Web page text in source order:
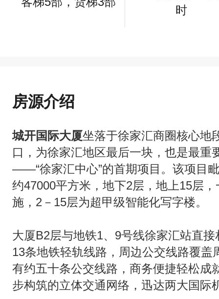
时
房源介绍
城开国际大厦坐落于徐家汇商圈核心地
口，为徐家汇地区最后一块，也是最重
――“徐家汇中心”的首期项目。该项目
约47000平方米，地下2层，地上15层
施，2－15层为超甲级智能化写字楼。
大厦B2层与地铁1、9号线徐家汇站直
13条地铁轻轨线路，周边公交线路覆盖
有约五十条公交线路，商务便捷轻松成
步构筑的立体交通网络，迅达两大国际